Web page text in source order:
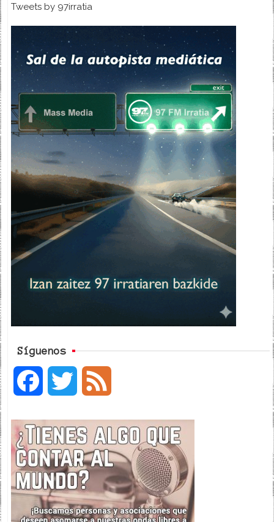
Tweets by 97irratia
Síguenos
c
e
b
i
t
t
e
d